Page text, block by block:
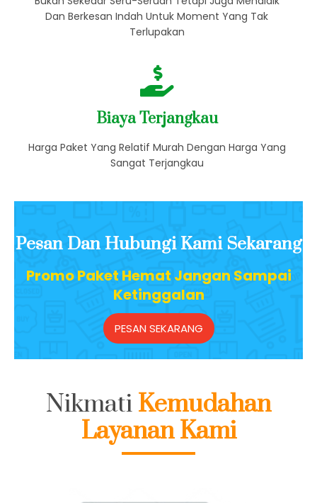
Dan Berkesan Indah Untuk Moment Yang Tak
Terlupakan
Biaya Terjangkau
Harga Paket Yang Relatif Murah Dengan Harga Yang
Sangat Terjangkau
Pesan Dan Hubungi Kami Sekarang
Promo Paket Hemat Jangan Sampai
Ketinggalan
PESAN SEKARANG
Nikmati Kemudahan
Layanan Kami